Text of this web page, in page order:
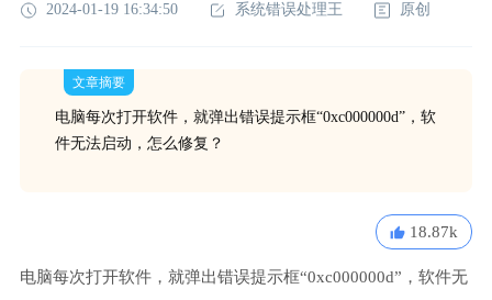
2024-01-19 16:34:50 系统错误处理王 原创
文章摘要
电脑每次打开软件，就弹出错误提示框“0xc000000d”，软
件无法启动，怎么修复？
18.87k
电脑每次打开软件，就弹出错误提示框“0xc000000d”，软件无